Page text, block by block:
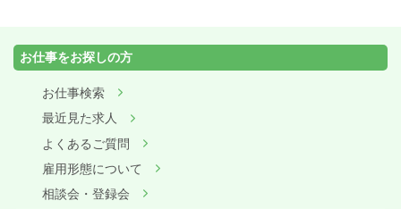
お仕事をお探しの方
お仕事検索
最近見た求人
よくあるご質問
雇用形態について
相談会・登録会